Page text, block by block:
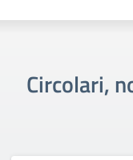
Circolari,